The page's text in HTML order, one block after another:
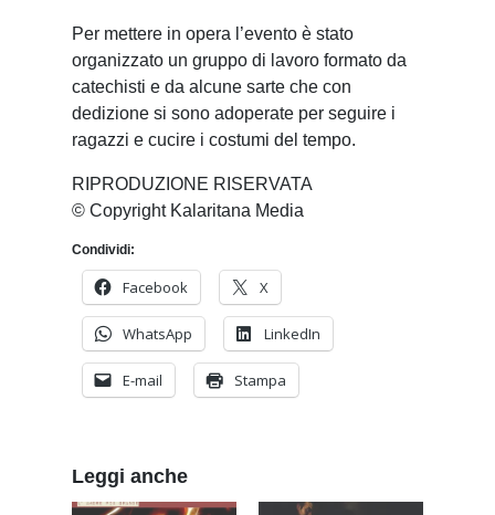
Per mettere in opera l’evento è stato
organizzato un gruppo di lavoro formato da
catechisti e da alcune sarte che con
dedizione si sono adoperate per seguire i
ragazzi e cucire i costumi del tempo.
RIPRODUZIONE RISERVATA
© Copyright Kalaritana Media
Condividi:
Facebook X
WhatsApp LinkedIn
E-mail Stampa
Leggi anche